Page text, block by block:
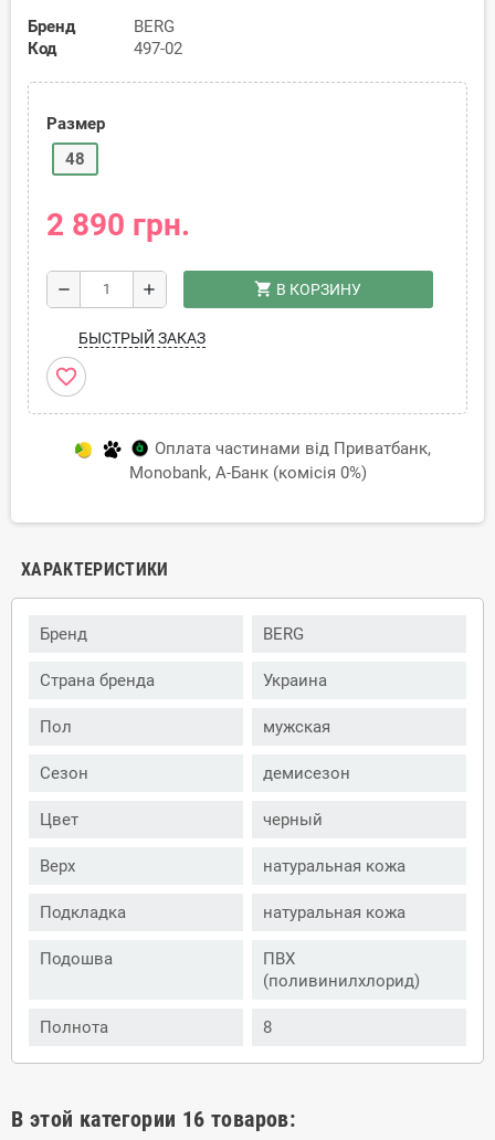
Бренд
BERG
Код
497-02
Размер
48
2 890 грн.
remove add shopping_cart В КОРЗИНУ
БЫСТРЫЙ ЗАКАЗ
favorite_border
Оплата частинами від Приватбанк,
Monobank, А-Банк (комісія 0%)
ХАРАКТЕРИСТИКИ
Бренд BERG
Страна бренда Украина
Пол мужская
Сезон демисезон
Цвет черный
Верх натуральная кожа
Подкладка натуральная кожа
Подошва
ПВХ
(поливинилхлорид)
Полнота 8
В этой категории 16 товаров: